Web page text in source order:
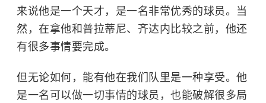
来说他是一个天才，是一名非常优秀的球员。当
然，在拿他和普拉蒂尼、齐达内比较之前，他还
有很多事情要完成。
但无论如何，能有他在我们队里是一种享受。他
是一名可以做一切事情的球员，也能破解很多局